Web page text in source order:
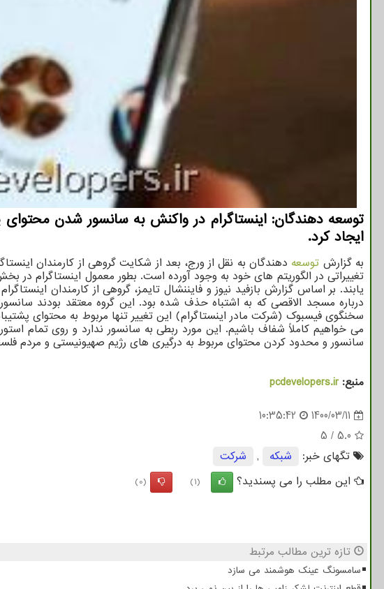
توسعه دهندگان: اینستاگرام در واکنش به سانسور شدن محتوای
ایجاد کرد.
به گزارش توسعه دهندگان به نقل از ورج، بعد از شکایت گروهی از کارمندان
تغییراتی در الگوریتم های خود به وجود آورده است. بطور معمول اینستاگرام
یابند. بر اساس گزارش بازفید نیوز و فایننشال تایمز، گروهی از کارمندان
درباره مسجد الاقصی که به اشتباه حذف شده بود. این گروه معتقد بودند
سخنگوی فیسبوک (شرکت مادر اینستاگرام) این تغییر تنها مربوط به محتوای
می خواهیم کاملاً شفاف باشیم. این مورد ربطی به سانسور ندارد و روی تمام
سانسور و محدود کردن محتوای مربوط به درگیری های رژیم صهیونیستی و مردم
منبع:pcdevelopers.ir
1400/03/11
10:35:42
5.0
/
5
تگهای خبر:
شبكه ,
شركت
این مطلب را می پسندید؟
(1)
(0)
تازه ترین مطالب مرتبط
سامسونگ عینک هوشمند می سازد